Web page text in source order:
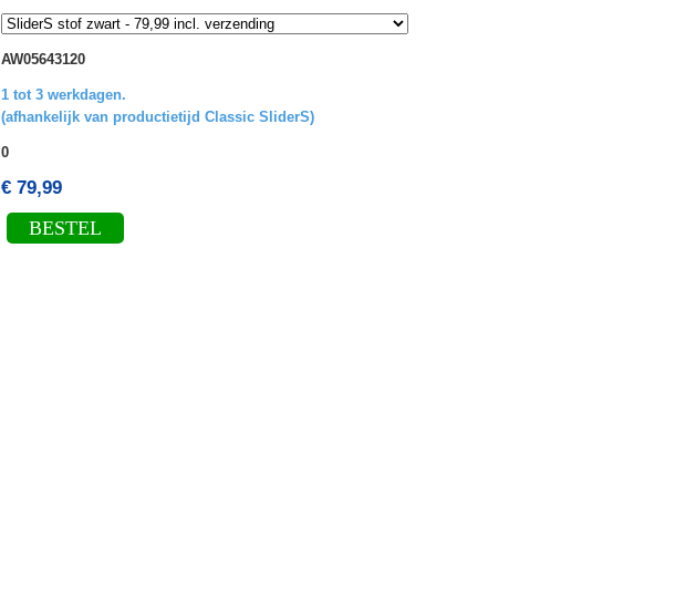
AW05643120
1 tot 3 werkdagen.
(afhankelijk van productietijd Classic SliderS)
0
€ 79,99
BESTEL